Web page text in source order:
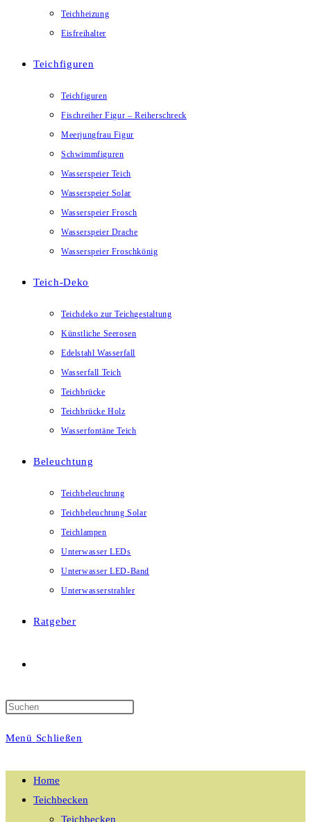
Teichheizung
Eisfreihalter
Teichfiguren
Teichfiguren
Fischreiher Figur – Reiherschreck
Meerjungfrau Figur
Schwimmfiguren
Wasserspeier Teich
Wasserspeier Solar
Wasserspeier Frosch
Wasserspeier Drache
Wasserspeier Froschkönig
Teich-Deko
Teichdeko zur Teichgestaltung
Künstliche Seerosen
Edelstahl Wasserfall
Wasserfall Teich
Teichbrücke
Teichbrücke Holz
Wasserfontäne Teich
Beleuchtung
Teichbeleuchtung
Teichbeleuchtung Solar
Teichlampen
Unterwasser LEDs
Unterwasser LED-Band
Unterwasserstrahler
Ratgeber
Suche
Menü Schließen
Home
Teichbecken
Teichbecken